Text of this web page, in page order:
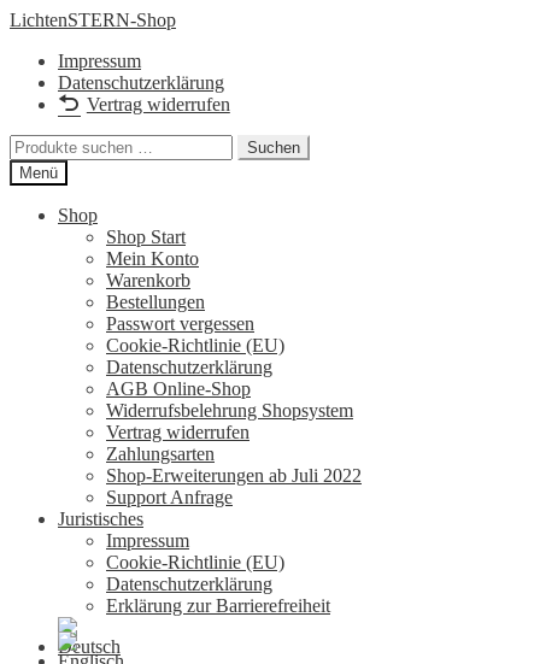
Zur
springen
Zum
springen
LichtenSTERN-Shop
Impressum
Datenschutzerklärung
Vertrag widerrufen
Suchen
nach:
Suchen
Menü
Shop
Shop Start
Mein Konto
Warenkorb
Bestellungen
Passwort vergessen
Cookie-Richtlinie (EU)
Datenschutzerklärung
AGB Online-Shop
Widerrufsbelehrung Shopsystem
Vertrag widerrufen
Zahlungsarten
Shop-Erweiterungen ab Juli 2022
Support Anfrage
Juristisches
Impressum
Cookie-Richtlinie (EU)
Datenschutzerklärung
Erklärung zur Barrierefreiheit